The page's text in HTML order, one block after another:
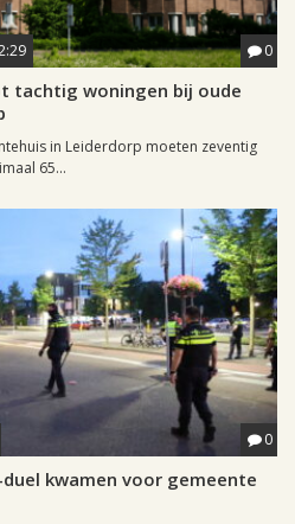
0
tachtig woningen bij oude
in Leiderdorp moeten zeventig
65...
0
kwamen voor gemeente